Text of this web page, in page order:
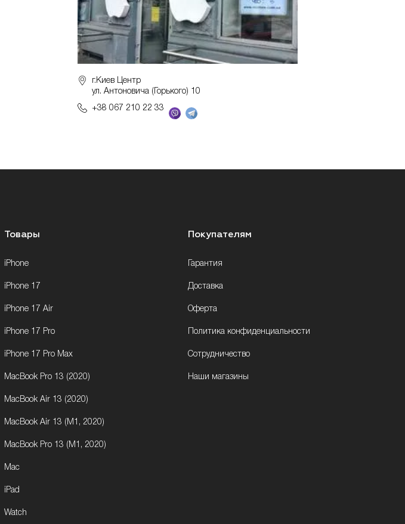
г.Киев Центр
ул. Антоновича (Горького) 10
+38 067 210 22 33
Товары
iPhone
iPhone 17
iPhone 17 Air
iPhone 17 Pro
iPhone 17 Pro Max
MacBook Pro 13 (2020)
MacBook Air 13 (2020)
MacBook Air 13 (M1, 2020)
MacBook Pro 13 (M1, 2020)
Mac
iPad
Watch
Покупателям
Гарантия
Доставка
Оферта
Политика конфиденциальности
Сотрудничество
Наши магазины